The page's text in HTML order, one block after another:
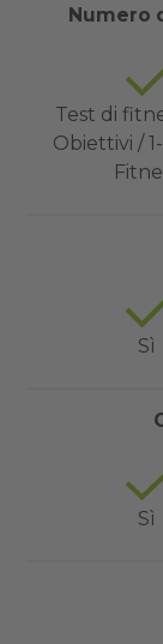
Numero
Test di
Obiettivi /
Sì
Sì